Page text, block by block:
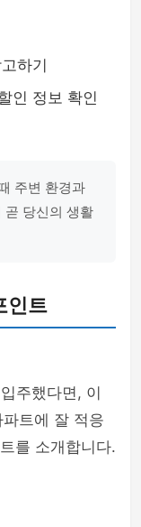
하기
인 정보 확인
주변 환경과
곧 당신의 생활
인트
주했다면, 이
트에 잘 적응
를 소개합니다.